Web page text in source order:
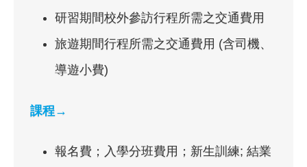
研習期間校外參訪行程所需之交通費用
旅遊期間行程所需之交通費用 (含司機、
導遊小費)
課程→
報名費；入學分班費用；新生訓練; 結業